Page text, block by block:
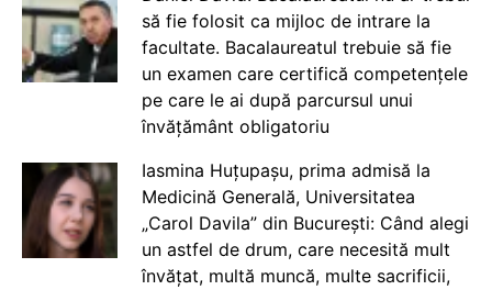
să fie folosit ca mijloc de intrare la
facultate. Bacalaureatul trebuie să fie
un examen care certifică competențele
pe care le ai după parcursul unui
învățământ obligatoriu
Iasmina Huțupașu, prima admisă la
Medicină Generală, Universitatea
„Carol Davila” din București: Când alegi
un astfel de drum, care necesită mult
învățat, multă muncă, multe sacrificii,